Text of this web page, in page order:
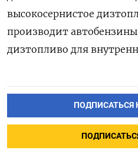
высокосернистое
производит
дизтопливо для
ПОДПИСАТЬСЯ
ПОДПИСАТЬСЯ